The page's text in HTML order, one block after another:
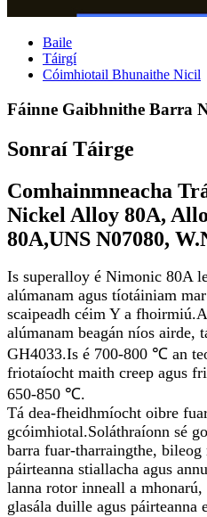
Baile
Táirgí
Cóimhiotail Bhunaithe Nicil
Fáinne Gaibhnithe Barra
Sonraí Táirge
Comhainmneacha
Nickel Alloy 80A,
80A,UNS N07080,
Is superalloy é Nimonic 80A
alúmanam agus tíotáiniam
scaipeadh céim Y a
alúmanam beagán níos
GH4033.Is é 700-800 ℃ an
friotaíocht maith creep agus
650-850 ℃.
Tá dea-fheidhmíocht oibre
gcóimhiotal.Soláthraíonn sé
barra fuar-tharraingthe,
páirteanna stiallacha agus
lanna rotor inneall a
glasála duille agus páirteanna